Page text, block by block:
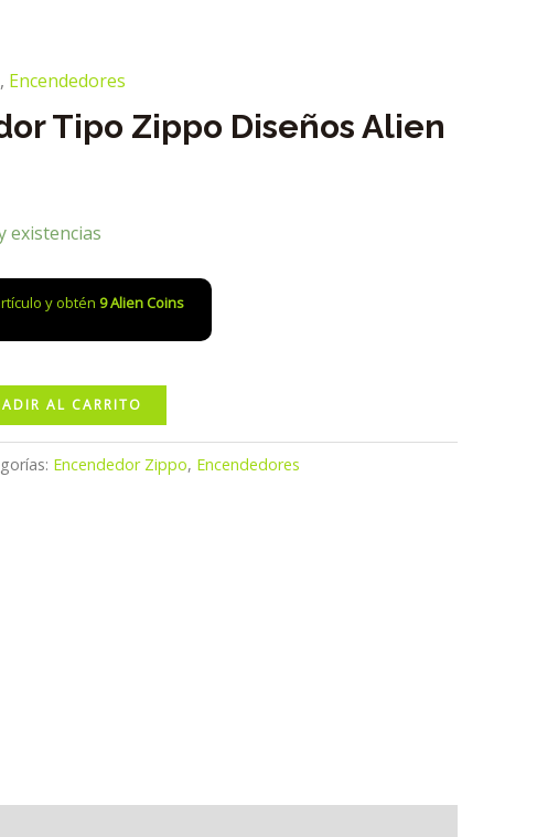
, Encendedores
Tipo Zippo Diseños Alien
existencias
y obtén 9Alien Coins
AL CARRITO
Encendedor Zippo, Encendedores